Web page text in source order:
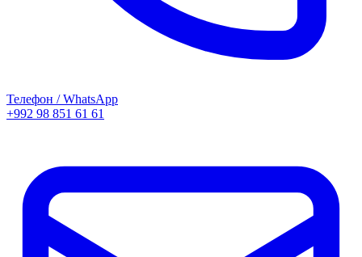
Телефон / WhatsApp
+992 98 851 61 61